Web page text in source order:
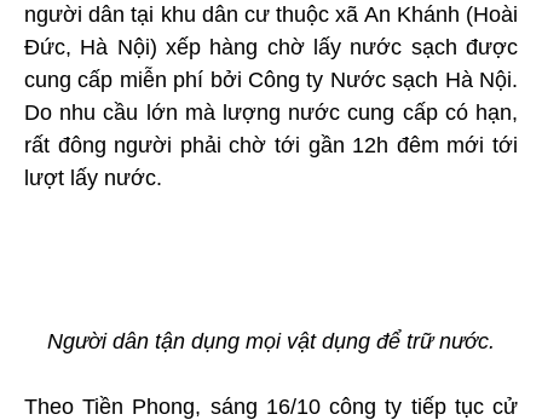
người dân tại khu dân cư thuộc xã An Khánh (Hoài
Đức, Hà Nội) xếp hàng chờ lấy nước sạch được
cung cấp miễn phí bởi Công ty Nước sạch Hà Nội.
Do nhu cầu lớn mà lượng nước cung cấp có hạn,
rất đông người phải chờ tới gần 12h đêm mới tới
lượt lấy nước.
Người dân tận dụng mọi vật dụng để trữ nước.
Theo Tiền Phong, sáng 16/10 công ty tiếp tục cử